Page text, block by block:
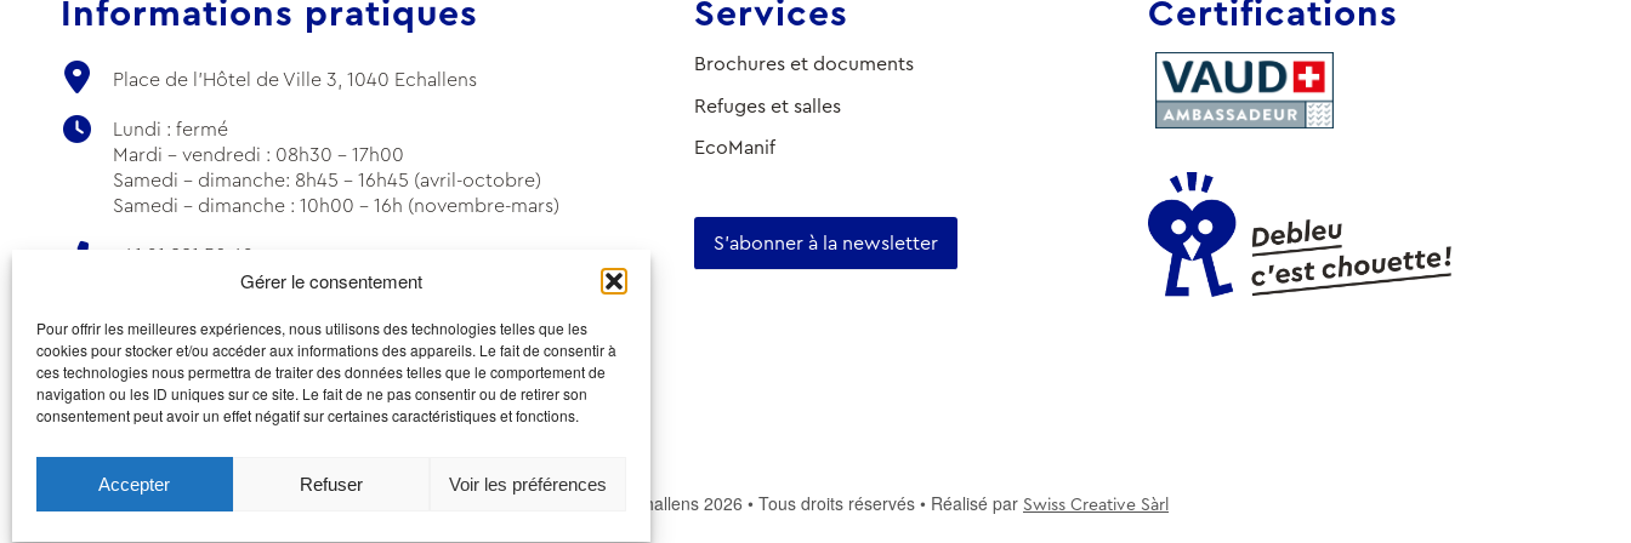
Gérer le consentement
Pour offrir les meilleures expériences, nous utilisons des technologies telles que les
cookies pour stocker et/ou accéder aux informations des appareils. Le fait de consentir à
ces technologies nous permettra de traiter des données telles que le comportement de
navigation ou les ID uniques sur ce site. Le fait de ne pas consentir ou de retirer son
consentement peut avoir un effet négatif sur certaines caractéristiques et fonctions.
Accepter Refuser Voir les préférences
Informations pratiques
Place de l'Hôtel de Ville 3, 1040 Echallens
Lundi : fermé
Mardi - vendredi : 08h30 - 17h00
Samedi - dimanche: 8h45 - 16h45 (avril-octobre)
Samedi - dimanche : 10h00 - 16h (novembre-mars)
+41 21 881 50 62
Services
Brochures et documents
Refuges et salles
EcoManif
S'abonner à la newsletter
Certifications
© Office du tourisme Echallens 2026 • Tous droits réservés • Réalisé par Swiss Creative Sàrl